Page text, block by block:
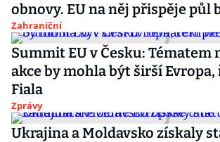
obnovy. EU na něj přispěje půl
Zahraniční
Summit EU v Česku:
akce by mohla být širší
Fiala
Zprávy
Ukrajina a Moldavsko získaly